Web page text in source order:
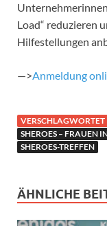
Load“ reduzieren
Hilfestellungen
—>Anmeldung
VERSCHLAGWORTET
SHEROES – FRAUEN
SHEROES-TREFFEN
ÄHNLICHE